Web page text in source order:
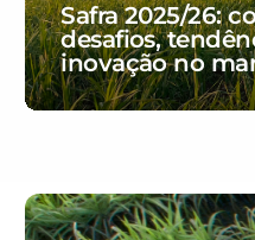
Safra 2025/26:
desafios,
inovação no